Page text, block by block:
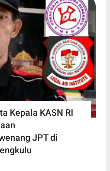
Kepala KASN RI
JPT di